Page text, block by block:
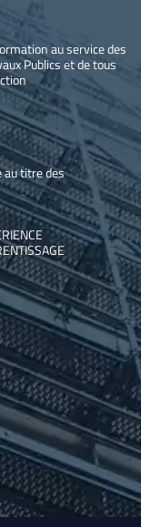
au service des
Publics et de tous
au titre des